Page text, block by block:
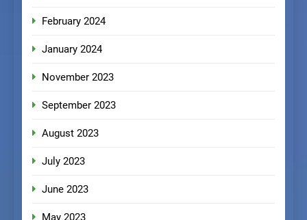
February 2024
January 2024
November 2023
September 2023
August 2023
July 2023
June 2023
May 2023